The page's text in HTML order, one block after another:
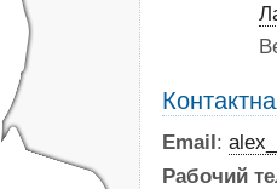
Email:
Рабочий